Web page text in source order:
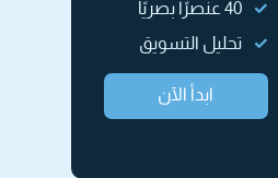
40 عنصرًا بصريًا
تحليل التسويق
ابدأ الآن